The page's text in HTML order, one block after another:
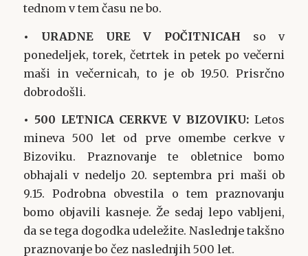
tednom v tem času ne bo.
• URADNE URE V POČITNICAH so v
ponedeljek, torek, četrtek in petek po večerni
maši in večernicah, to je ob 19.50. Prisrčno
dobrodošli.
• 500 LETNICA CERKVE V BIZOVIKU:Letos
mineva 500 let od prve omembe cerkve v
Bizoviku. Praznovanje te obletnice bomo
obhajali v nedeljo 20. septembra pri maši ob
9.15. Podrobna obvestila o tem praznovanju
bomo objavili kasneje. Že sedaj lepo vabljeni,
da se tega dogodka udeležite. Naslednje takšno
praznovanje bo čez naslednjih 500 let.